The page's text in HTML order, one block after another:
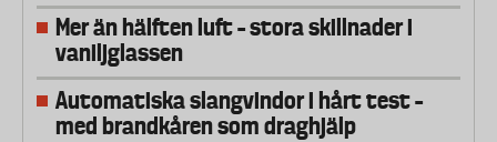
Mer än hälften luft – stora skillnader i
vaniljglassen
Automatiska slangvindor i hårt test –
med brandkåren som draghjälp